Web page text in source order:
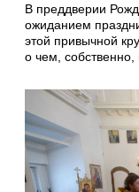
В преддверии
ожиданием
этой привычной
о чем, собственно,